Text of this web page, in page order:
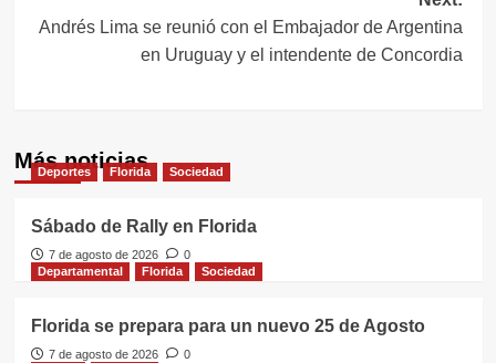
entradas
Andrés Lima se reunió con el Embajador de Argentina
en Uruguay y el intendente de Concordia
Más noticias
Deportes Florida Sociedad
Sábado de Rally en Florida
7 de agosto de 2026
0
Departamental
Florida Sociedad
Florida se prepara para un nuevo 25 de Agosto
7 de agosto de 2026
0